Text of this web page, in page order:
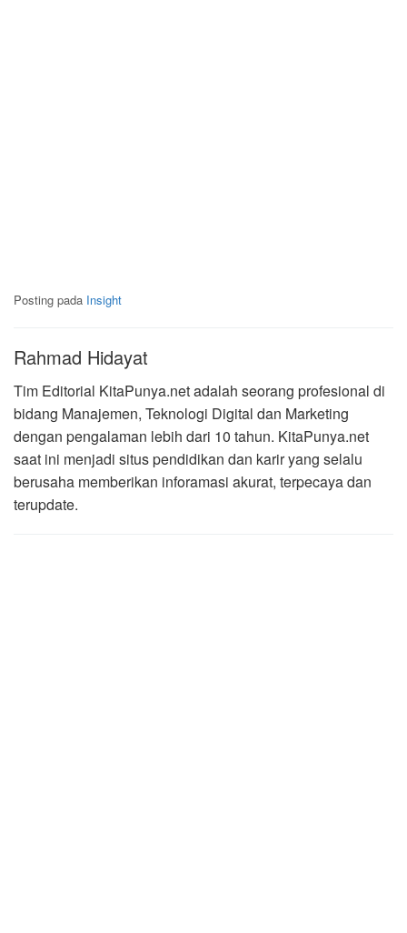
Posting pada Insight
Rahmad Hidayat
Tim Editorial KitaPunya.net adalah seorang profesional di
bidang Manajemen, Teknologi Digital dan Marketing
dengan pengalaman lebih dari 10 tahun. KitaPunya.net
saat ini menjadi situs pendidikan dan karir yang selalu
berusaha memberikan inforamasi akurat, terpecaya dan
terupdate.